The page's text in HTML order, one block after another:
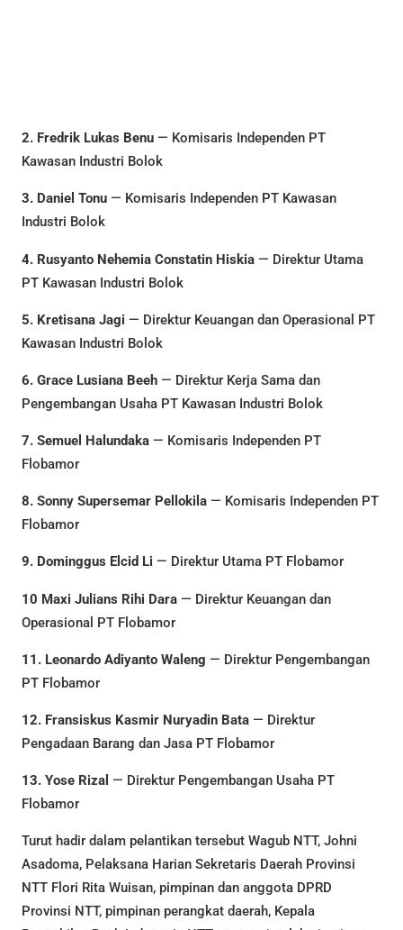
2. Fredrik Lukas Benu — Komisaris Independen PT
Kawasan Industri Bolok
3. Daniel Tonu — Komisaris Independen PT Kawasan
Industri Bolok
4. Rusyanto Nehemia Constatin Hiskia — Direktur Utama
PT Kawasan Industri Bolok
5. Kretisana Jagi — Direktur Keuangan dan Operasional PT
Kawasan Industri Bolok
6. Grace Lusiana Beeh — Direktur Kerja Sama dan
Pengembangan Usaha PT Kawasan Industri Bolok
7. Semuel Halundaka — Komisaris Independen PT
Flobamor
8. Sonny Supersemar Pellokila — Komisaris Independen PT
Flobamor
9. Dominggus Elcid Li — Direktur Utama PT Flobamor
10 Maxi Julians Rihi Dara — Direktur Keuangan dan
Operasional PT Flobamor
11. Leonardo Adiyanto Waleng — Direktur Pengembangan
PT Flobamor
12. Fransiskus Kasmir Nuryadin Bata — Direktur
Pengadaan Barang dan Jasa PT Flobamor
13. Yose Rizal — Direktur Pengembangan Usaha PT
Flobamor
Turut hadir dalam pelantikan tersebut Wagub NTT, Johni
Asadoma, Pelaksana Harian Sekretaris Daerah Provinsi
NTT Flori Rita Wuisan, pimpinan dan anggota DPRD
Provinsi NTT, pimpinan perangkat daerah, Kepala